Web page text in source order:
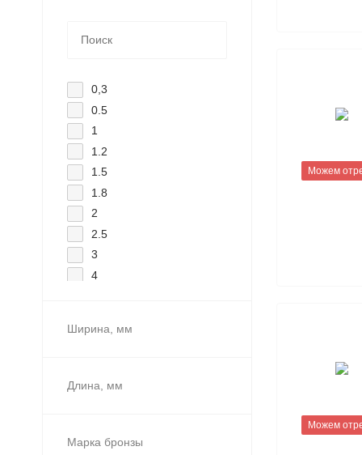
0,3
0.5
1
1.2
1.5
1.8
2
2.5
3
4
6
12.5
Ширина, мм
Длина, мм
Марка бронзы
Можем
Можем